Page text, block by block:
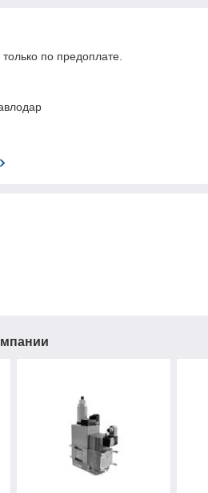
по предоплате.